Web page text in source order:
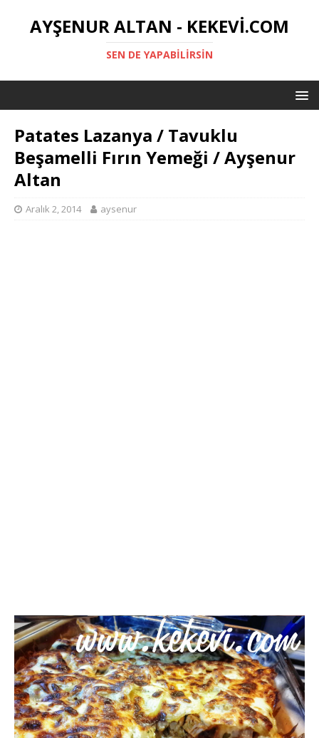
AYŞENUR ALTAN - KEKEVI.COM
SEN DE YAPABILIRSIN
Patates Lazanya / Tavuklu
Beşamelli Fırın Yemeği / Ayşenur
Altan
Aralık 2, 2014 aysenur